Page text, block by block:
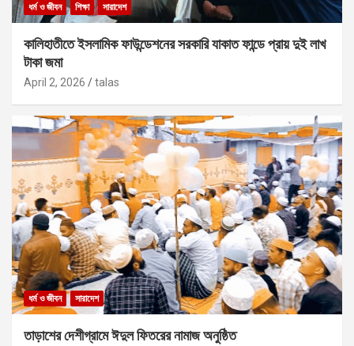
ধর্ম ও জীবন শিক্ষা সারাদেশ
কালিহাতীতে ইসলামিক ফাউন্ডেশনের সরকারি যাকাত ফান্ডে প্রায় দুই লাখ
টাকা জমা
April 2, 2026 talas
ধর্ম ও জীবন সারাদেশ
তাড়াশের দেশীগ্রামে ঈদুল ফিতরের নামাজ অনুষ্ঠিত